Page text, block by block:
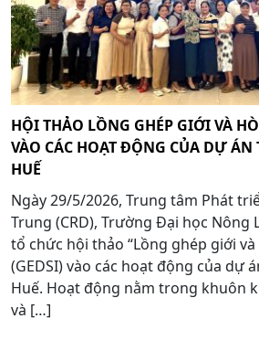
HỘI THẢO LỒNG GHÉP GIỚI VÀ
VÀO CÁC HOẠT ĐỘNG CỦA DỰ ÁN
HUẾ
Ngày 29/5/2026, Trung tâm Phát
Trung (CRD), Trường Đại học Nông
tổ chức hội thảo “Lồng ghép giới
(GEDSI) vào các hoạt động của dự
Huế. Hoạt động nằm trong khuôn
và […]